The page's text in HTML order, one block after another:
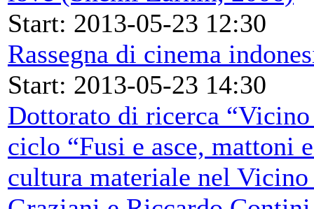
Start: 2013-05-23 12:30
Rassegna di cinema
Start: 2013-05-23 14:30
Dottorato di ricerca
ciclo “Fusi e asce, mattoni
cultura materiale nel